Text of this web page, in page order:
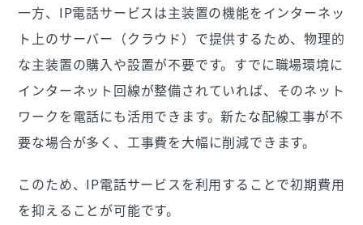
一方、IP電話サービスは主装置の機能をインターネッ
ト上のサーバー（クラウド）で提供するため、物理的
な主装置の購入や設置が不要です。すでに職場環境に
インターネット回線が整備されていれば、そのネット
ワークを電話にも活用できます。新たな配線工事が不
要な場合が多く、工事費を大幅に削減できます。
このため、IP電話サービスを利用することで初期費用
を抑えることが可能です。